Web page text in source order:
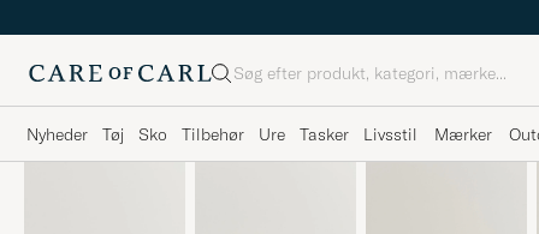
Søg
Nyheder Tøj Sko Tilbehør Ure Tasker Livsstil Mærker